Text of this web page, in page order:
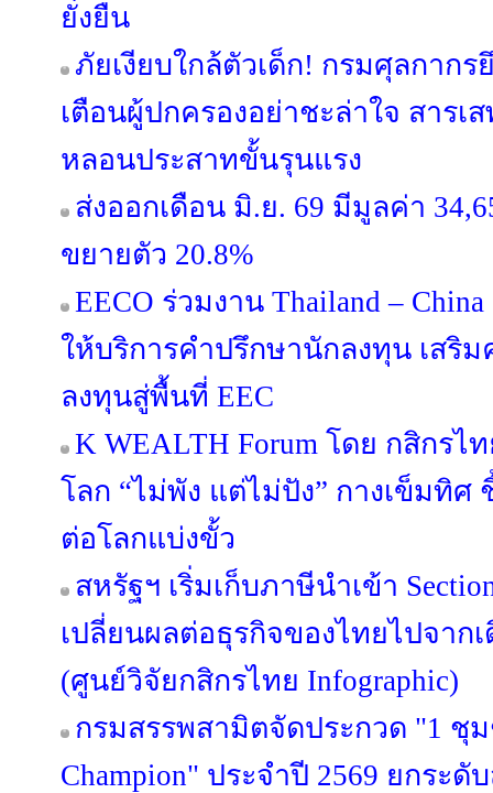
ยั่งยืน
ภัยเงียบใกล้ตัวเด็ก! กรมศุลกากร
เตือนผู้ปกครองอย่าชะล่าใจ สาร
หลอนประสาทขั้นรุนแรง
ส่งออกเดือน มิ.ย. 69 มีมูลค่า
ขยายตัว 20.8%
EECO ร่วมงาน Thailand – China
ให้บริการคำปรึกษานักลงทุน เสริ
ลงทุนสู่พื้นที่ EEC
K WEALTH Forum โดย กสิกรไ
โลก “ไม่พัง แต่ไม่ปัง” กางเข็มทิศ
ต่อโลกแบ่งขั้ว
สหรัฐฯ เริ่มเก็บภาษีนำเข้า
เปลี่ยนผลต่อธุรกิจของไทยไปจาก
(ศูนย์วิจัยกสิกรไทย Infographic)
กรมสรรพสามิตจัดประกวด "1 ชุ
Champion" ประจำปี 2569 ยกระ